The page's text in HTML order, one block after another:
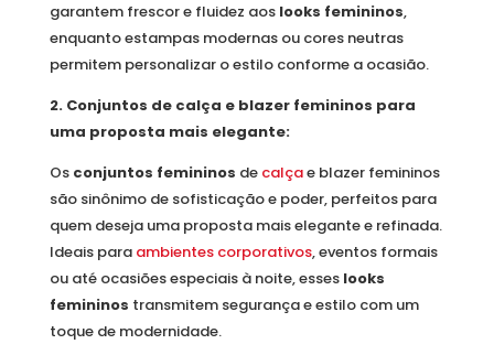
garantem frescor e fluidez aos looks femininos,
enquanto estampas modernas ou cores neutras
permitem personalizar o estilo conforme a ocasião.
2. Conjuntos de calça e blazer femininos para
uma proposta mais elegante:
Os conjuntos femininos de calçae blazer femininos
são sinônimo de sofisticação e poder, perfeitos para
quem deseja uma proposta mais elegante e refinada.
Ideais para ambientes corporativos, eventos formais
ou até ocasiões especiais à noite, esses looks
femininos transmitem segurança e estilo com um
toque de modernidade.